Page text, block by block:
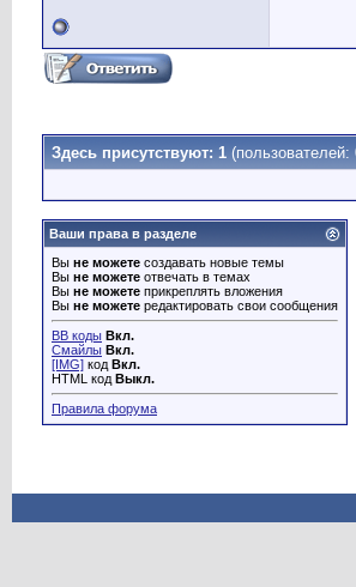
Здесь присутствуют: 1 (пользователей:
Ваши права в разделе
Вы не можете создавать новые темы
Вы не можете отвечать в темах
Вы не можете прикреплять вложения
Вы не можете редактировать свои сообщения
BB коды Вкл.
Смайлы Вкл.
[IMG] код Вкл.
HTML код Выкл.
Правила форума